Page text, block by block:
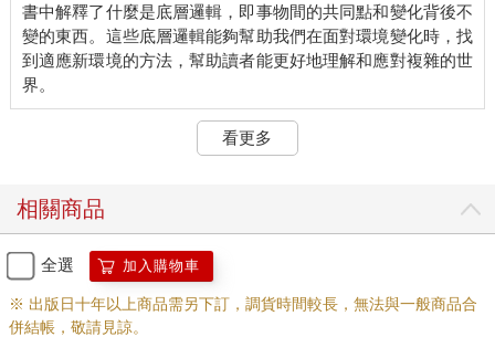
在路上，幾部車就可以把我圍下來，而我竟然一點防備都沒有，
我要仔細檢討一下。」
什麼？首富說自己錯了！為什麼？明明是綁匪違反了法律，綁架
了他的兒子。
從法律上來說，肯定是綁匪錯了，所以綁匪要為他的行為坐牢，
接受法律的制裁。但我們站在首富的角度看，也許這種事情通過
票，那損失就更大了。到那時，即使用法律手段制裁了綁匪，又
有什麼用？損失已經發生，且無法挽回。所以，首富這時說他錯
了，是他真覺得自己錯了，不是客氣。
首富的這種處事方法，在心理學領域，可由一個重要概念來解
釋，叫課題分離。
書中解釋了什麼是底層邏輯，即事物間的共同點和變化背後不
變的東西。這些底層邏輯能夠幫助我們在面對環境變化時，找
到適應新環境的方法，幫助讀者能更好地理解和應對複雜的世
看更多
相關商品
全選 加入購物車
※ 出版日十年以上商品需另下訂，調貨時間較長，無法與一般商品合
併結帳，敬請見諒。